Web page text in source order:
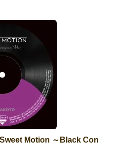
Motion ～Black Con